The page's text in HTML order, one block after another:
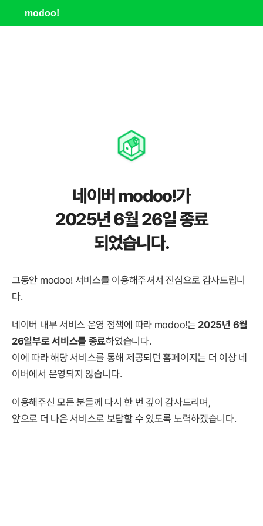
modoo!
네이버 modoo!가
2025년 6월 26일 종료
되었습니다.
그동안 modoo! 서비스를 이용해주셔서 진심으로 감사드립니
다.
네이버 내부 서비스 운영 정책에 따라 modoo!는 2025년 6월
26일부로 서비스를 종료하였습니다.
이에 따라 해당 서비스를 통해 제공되던 홈페이지는 더 이상 네
이버에서 운영되지 않습니다.
이용해주신 모든 분들께 다시 한 번 깊이 감사드리며,
앞으로 더 나은 서비스로 보답할 수 있도록 노력하겠습니다.